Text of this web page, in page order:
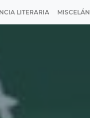
LITERARIA